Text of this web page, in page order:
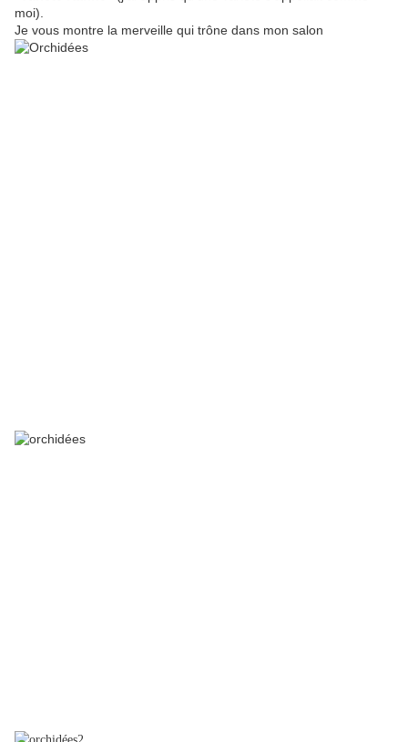
moi).
Je vous montre la merveille qui trône dans mon salon